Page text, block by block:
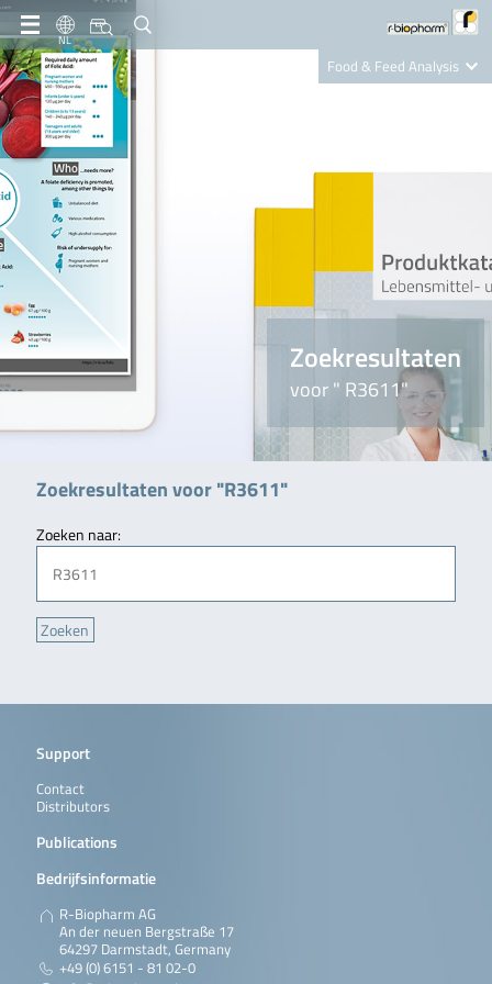
NL
Food & Feed Analysis
Nutrition Care
Zoekresultaten
voor " R3611"
Zoekresultaten voor "R3611"
Zoeken naar:
Support
Contact
Distributors
Publications
Bedrijfsinformatie
R-Biopharm AG
An der neuen Bergstraße 17
64297 Darmstadt, Germany
+49 (0) 6151 - 81 02-0